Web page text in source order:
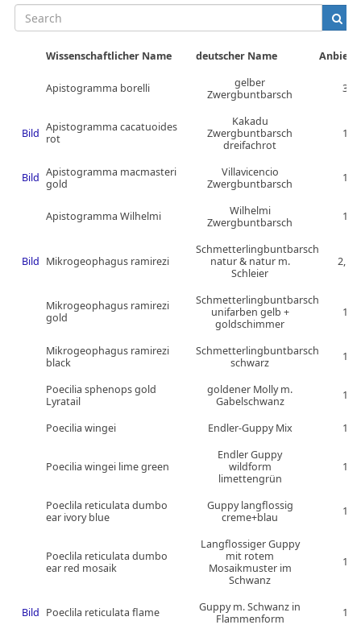
Search
Wissenschaftlicher Name deutscher Name
Apistogramma borelli
gelber
Zwergbuntbarsch
3
Bild Apistogramma cacatuoides
rot
Kakadu
Zwergbuntbarsch
dreifachrot
1
Bild Apistogramma macmasteri
gold
Villavicencio
Zwergbuntbarsch
1
Apistogramma Wilhelmi
Wilhelmi
Zwergbuntbarsch
1
Bild Mikrogeophagus ramirezi
Schmetterlingbuntbarsch
natur & natur m.
Schleier
2, 1
Mikrogeophagus ramirezi
gold
Schmetterlingbuntbarsch
unifarben gelb +
goldschimmer
1
Mikrogeophagus ramirezi
black
Schmetterlingbuntbarsch
schwarz
1
Poecilia sphenops gold
Lyratail
goldener Molly m.
Gabelschwanz
1
Poecilia wingei Endler-Guppy Mix 1
Poecilia wingei lime green
Endler Guppy
wildform
limettengrün
1
Poeclila reticulata dumbo
ear ivory blue
Guppy langflossig
creme+blau
1
Poeclila reticulata dumbo
ear red mosaik
Langflossiger Guppy
mit rotem
Mosaikmuster im
Schwanz
1
Bild Poeclila reticulata flame
Guppy m. Schwanz in
Flammenform
1